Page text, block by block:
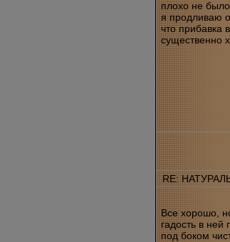
плохо не
я продливаю
что прибавка
существенно
RE:
Все хорошо,
гадость в
под боком